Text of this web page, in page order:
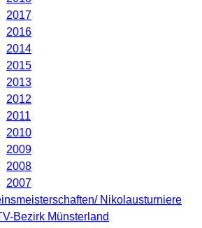
2017
2016
2014
2015
2013
2012
2011
2010
2009
2008
2007
Nikolausturniere
Bezirk Münsterland